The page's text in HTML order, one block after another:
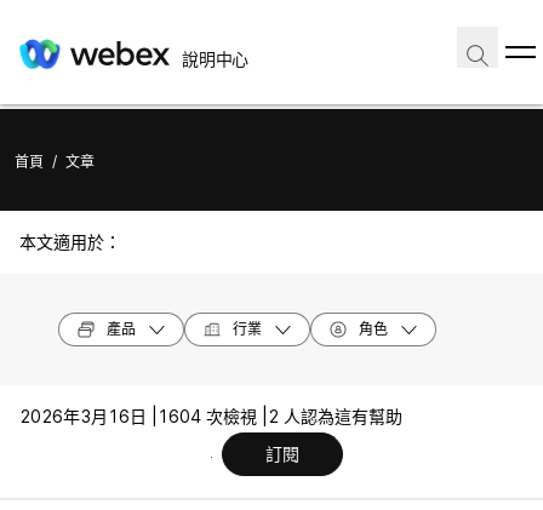
說明中心
首頁 / 文章
本文適用於：
產品 行業 角色
2026年3月16日 | 1604 次檢視 |
2 人認為這有幫助
訂閱